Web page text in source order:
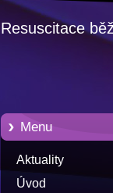
Resuscitace
Menu
Aktuality
Úvod